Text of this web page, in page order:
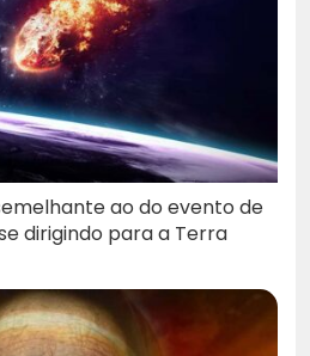
ao do evento de
dirigindo para a Terra